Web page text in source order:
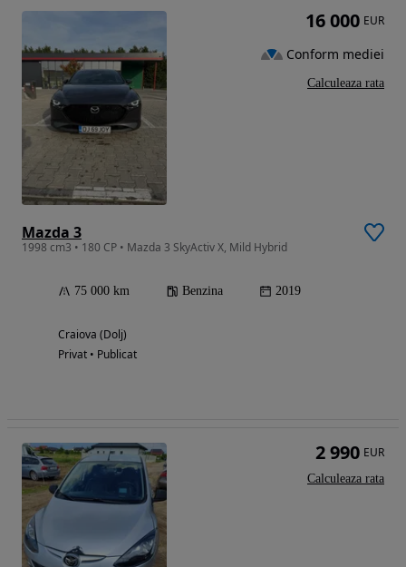
Mazda 3
1998 cm3 • 180 CP • Mazda 3 SkyActiv X, Mild Hybrid
75 000 km Benzina 2019
Craiova (Dolj)
Privat • Publicat
16 000 EUR
Conform mediei
Calculeaza rata
2 990 EUR
Calculeaza rata